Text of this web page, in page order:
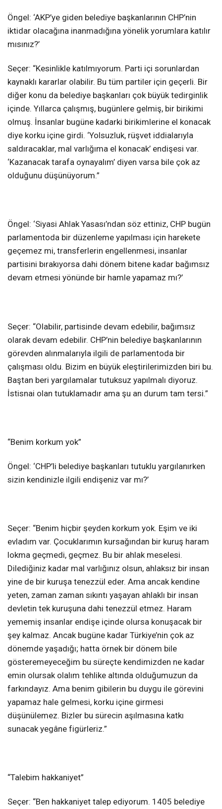
Öngel: ‘AKP’ye giden belediye başkanlarının CHP’nin
iktidar olacağına inanmadığına yönelik yorumlara katılır
mısınız?’
Seçer: “Kesinlikle katılmıyorum. Parti içi sorunlardan
kaynaklı kararlar olabilir. Bu tüm partiler için geçerli. Bir
diğer konu da belediye başkanları çok büyük tedirginlik
içinde. Yıllarca çalışmış, bugünlere gelmiş, bir birikimi
olmuş. İnsanlar bugüne kadarki birikimlerine el konacak
diye korku içine girdi. ‘Yolsuzluk, rüşvet iddialarıyla
saldıracaklar, mal varlığıma el konacak’ endişesi var.
‘Kazanacak tarafa oynayalım’ diyen varsa bile çok az
olduğunu düşünüyorum.”
Öngel: ‘Siyasi Ahlak Yasası’ndan söz ettiniz, CHP bugün
parlamentoda bir düzenleme yapılması için harekete
geçemez mi, transferlerin engellenmesi, insanlar
partisini bırakıyorsa dahi dönem bitene kadar bağımsız
devam etmesi yönünde bir hamle yapamaz mı?’
Seçer: “Olabilir, partisinde devam edebilir, bağımsız
olarak devam edebilir. CHP’nin belediye başkanlarının
görevden alınmalarıyla ilgili de parlamentoda bir
çalışması oldu. Bizim en büyük eleştirilerimizden biri bu.
Baştan beri yargılamalar tutuksuz yapılmalı diyoruz.
İstisnai olan tutuklamadır ama şu an durum tam tersi.”
“Benim korkum yok”
Öngel: ‘CHP’li belediye başkanları tutuklu yargılanırken
sizin kendinizle ilgili endişeniz var mı?’
Seçer: “Benim hiçbir şeyden korkum yok. Eşim ve iki
evladım var. Çocuklarımın kursağından bir kuruş haram
lokma geçmedi, geçmez. Bu bir ahlak meselesi.
Dilediğiniz kadar mal varlığınız olsun, ahlaksız bir insan
yine de bir kuruşa tenezzül eder. Ama ancak kendine
yeten, zaman zaman sıkıntı yaşayan ahlaklı bir insan
devletin tek kuruşuna dahi tenezzül etmez. Haram
yememiş insanlar endişe içinde olursa konuşacak bir
şey kalmaz. Ancak bugüne kadar Türkiye’nin çok az
dönemde yaşadığı; hatta örnek bir dönem bile
gösteremeyeceğim bu süreçte kendimizden ne kadar
emin olursak olalım tehlike altında olduğumuzun da
farkındayız. Ama benim gibilerin bu duygu ile görevini
yapamaz hale gelmesi, korku içine girmesi
düşünülemez. Bizler bu sürecin aşılmasına katkı
sunacak yegâne figürleriz.”
“Talebim hakkaniyet”
Seçer: “Ben hakkaniyet talep ediyorum. 1405 belediye